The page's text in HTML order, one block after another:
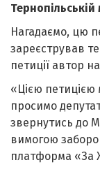
Тернопільській
Нагадаємо, цю
зареєстрував
петиції автор
«Цією петицією
просимо
звернутись до
вимогою
платформа «За